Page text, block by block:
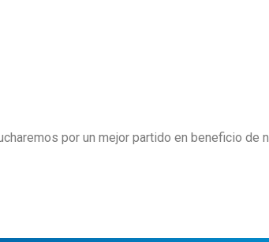
por un mejor partido en beneficio de